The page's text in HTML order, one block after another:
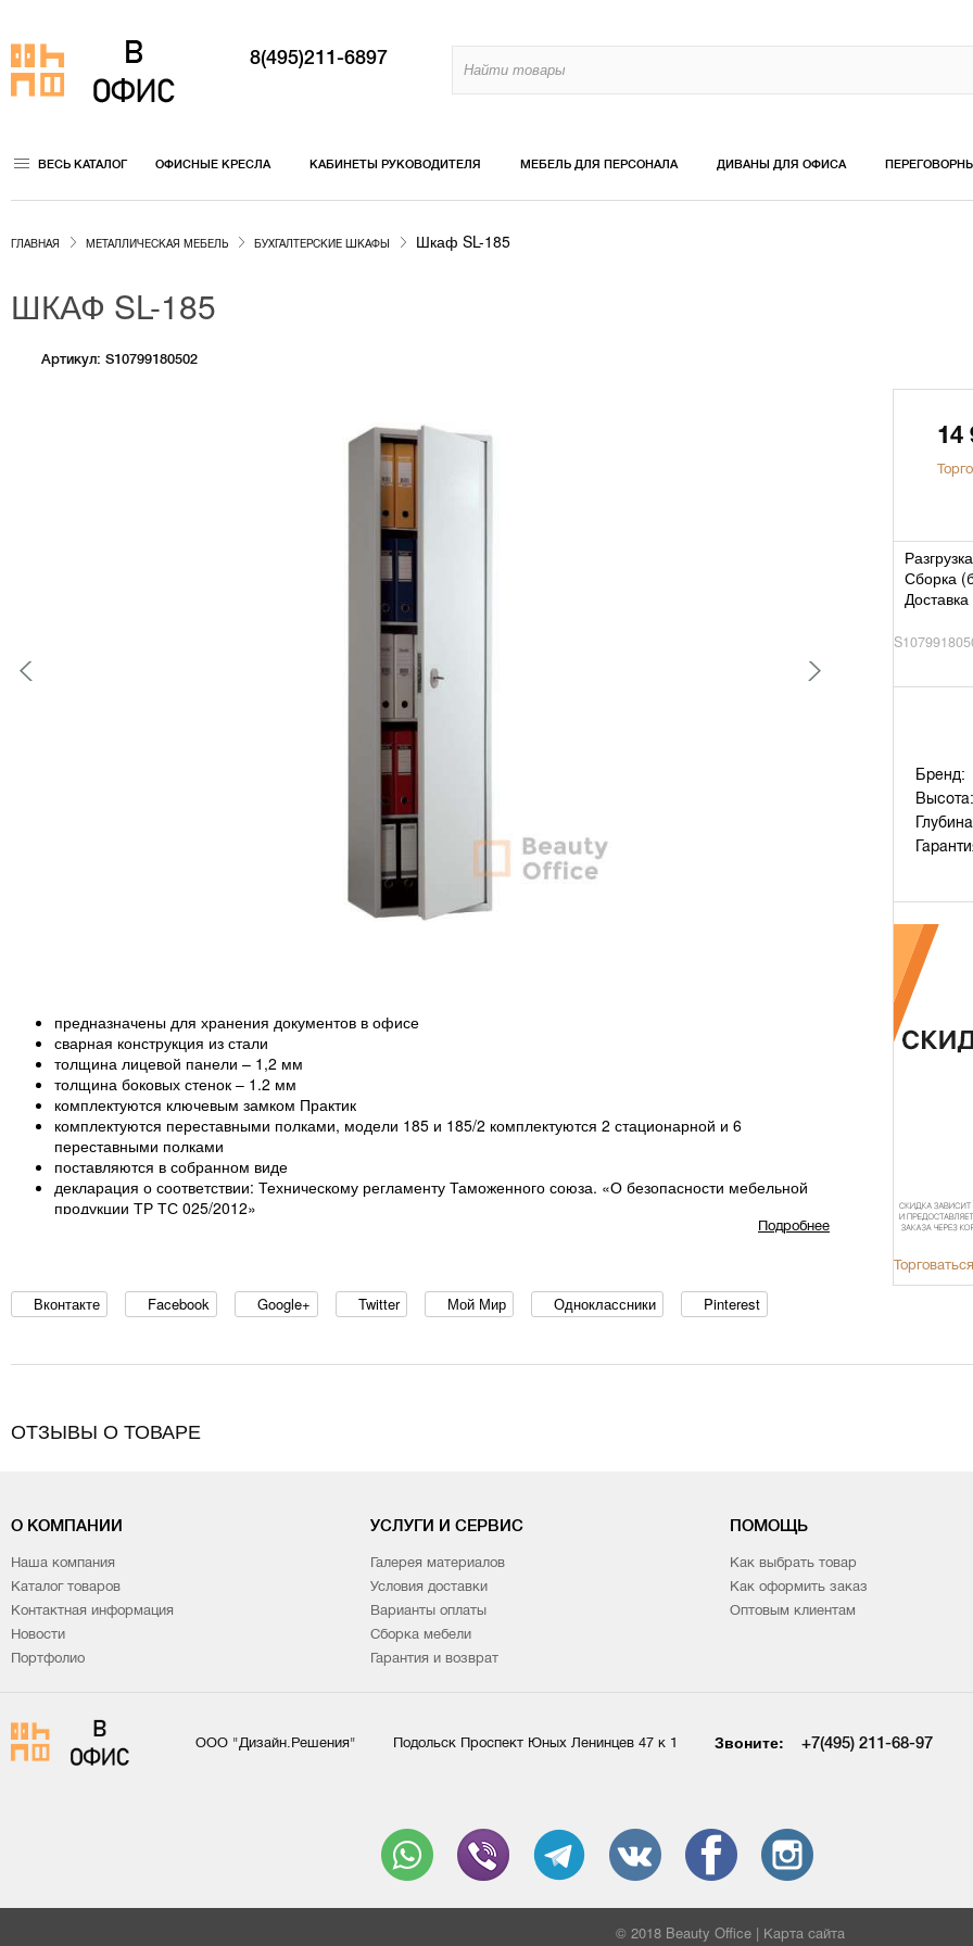
8(495)211-6897
ВЕСЬ КАТАЛОГ ОФИСНЫЕ КРЕСЛА КАБИНЕТЫ РУКОВОДИТЕЛЯ МЕБЕЛЬ ДЛЯ ПЕРСОНАЛА ДИВАНЫ ДЛЯ ОФИСА
ГЛАВНАЯ МЕТАЛЛИЧЕСКАЯ МЕБЕЛЬ БУХГАЛТЕРСКИЕ ШКАФЫ Шкаф SL-185
ШКАФ SL-185
Артикул: S10799180502
14
Сборка (
Доставка
Бренд:
Высота:
предназначены для хранения документов в офисе
сварная конструкция из стали
толщина лицевой панели – 1,2 мм
толщина боковых стенок – 1.2 мм
комплектуются ключевым замком Практик
комплектуются переставными полками, модели 185 и 185/2 комплектуются 2 стационарной и 6
переставными полками
поставляются в собранном виде
декларация о соответствии: Техническому регламенту Таможенного союза. «О безопасности мебельной
продукции ТР ТС 025/2012»
Подробнее
Вконтакте Facebook Google+ Twitter Мой Мир Одноклассники Pinterest
ОТЗЫВЫ О ТОВАРЕ
О КОМПАНИИ
Наша компания
Каталог товаров
Контактная информация
Новости
Портфолио
УСЛУГИ И СЕРВИС
Галерея материалов
Условия доставки
Варианты оплаты
Сборка мебели
Гарантия и возврат
ПОМОЩЬ
Как выбрать товар
Как оформить заказ
Оптовым клиентам
ООО "Дизайн.Решения" Подольск Проспект Юных Ленинцев 47 к 1 Звоните: +7(495) 211-68-97
© 2018 Beauty Office | Карта сайта